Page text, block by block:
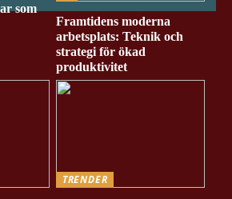
som
Framtidens moderna
arbetsplats: Teknik och
strategi för ökad
produktivitet
TRENDER